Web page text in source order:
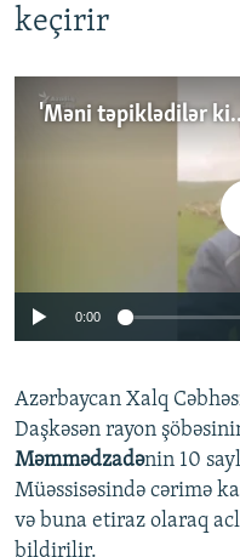
keçirir
Auto 240p
720p
No media
0:00
Azərbaycan Xalq
Daşkəsən rayon
Məmmədzadənin 10
Müəssisəsində cərimə
və buna etiraz olaraq
bildirilir.